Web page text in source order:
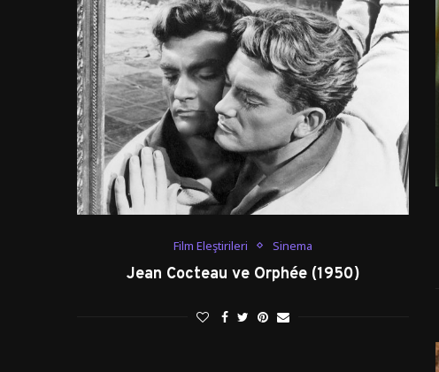
Film Eleştirileri Sinema
Jean Cocteau ve Orphée (1950)